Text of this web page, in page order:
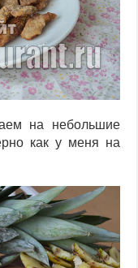
на небольшие
как у меня на